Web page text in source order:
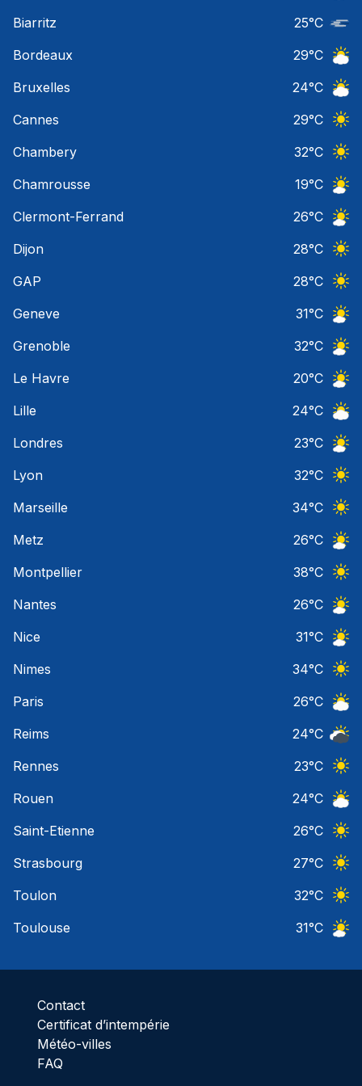
Biarritz
25°C
Bordeaux
29°C
Bruxelles
24°C
Cannes
29°C
Chambery
32°C
Chamrousse
19°C
Clermont-Ferrand
26°C
Dijon
28°C
GAP
28°C
Geneve
31°C
Grenoble
32°C
Le Havre
20°C
Lille
24°C
Londres
23°C
Lyon
32°C
Marseille
34°C
Metz
26°C
Montpellier
38°C
Nantes
26°C
Nice
31°C
Nimes
34°C
Paris
26°C
Reims
24°C
Rennes
23°C
Rouen
24°C
Saint-Etienne
26°C
Strasbourg
27°C
Toulon
32°C
Toulouse
31°C
Contact
Certificat d’intempérie
Météo-villes
FAQ